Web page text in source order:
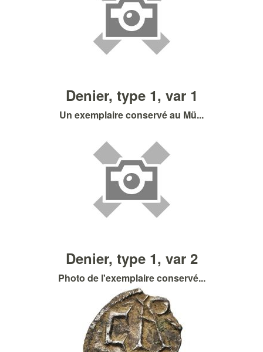
Denier, type 1, var 1
Un exemplaire conservé au Mü...
Denier, type 1, var 2
Photo de l'exemplaire conservé...